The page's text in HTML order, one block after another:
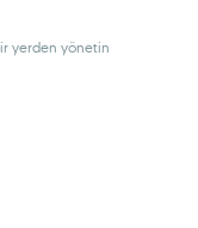
yerden yönetin